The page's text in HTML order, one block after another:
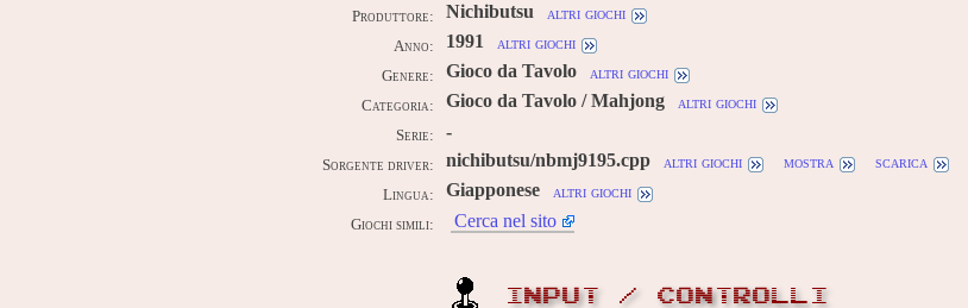
Produttore: Nichibutsu altri giochi
Anno: 1991 altri giochi
Genere: Gioco da Tavolo altri giochi
Categoria: Gioco da Tavolo / Mahjong altri giochi
Serie: -
Sorgente driver: nichibutsu/nbmj9195.cpp altri giochi mostra scarica
Lingua: Giapponese altri giochi
Giochi simili: Cerca nel sito
INPUT / CONTROLLI